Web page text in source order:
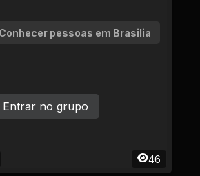
pessoas em Brasilia
46
Entrar no grupo